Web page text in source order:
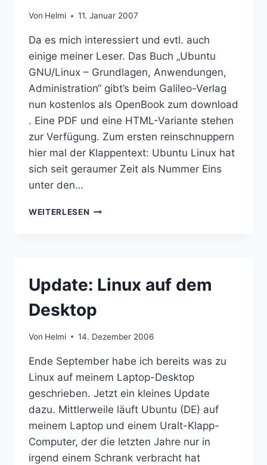
Von Helmi 11. Januar 2007
Da es mich interessiert und evtl. auch
einige meiner Leser. Das Buch „Ubuntu
GNU/Linux – Grundlagen, Anwendungen,
Administration“ gibt’s beim Galileo-Verlag
nun kostenlos als OpenBook zum download
. Eine PDF und eine HTML-Variante stehen
zur Verfügung. Zum ersten reinschnuppern
hier mal der Klappentext: Ubuntu Linux hat
sich seit geraumer Zeit als Nummer Eins
unter den…
WEITERLESEN UBUNTU-
Update: Linux auf dem
Desktop
Von Helmi 14. Dezember 2006
Ende September habe ich bereits was zu
Linux auf meinem Laptop-Desktop
geschrieben. Jetzt ein kleines Update
dazu. Mittlerweile läuft Ubuntu (DE) auf
meinem Laptop und einem Uralt-Klapp-
Computer, der die letzten Jahre nur in
irgend einem Schrank verbracht hat